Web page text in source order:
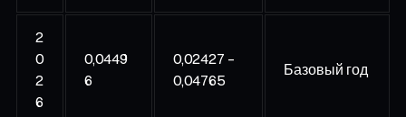
2
0
2
6
0,0449
6
0,02427 –
0,04765
Базовый год